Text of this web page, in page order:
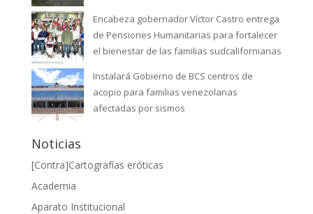
Encabeza gobernador Víctor Castro entrega
de Pensiones Humanitarias para fortalecer
el bienestar de las familias sudcalifornianas
Instalará Gobierno de BCS centros de
acopio para familias venezolanas
afectadas por sismos
Noticias
[Contra]Cartografías eróticas
Academia
Aparato Institucional